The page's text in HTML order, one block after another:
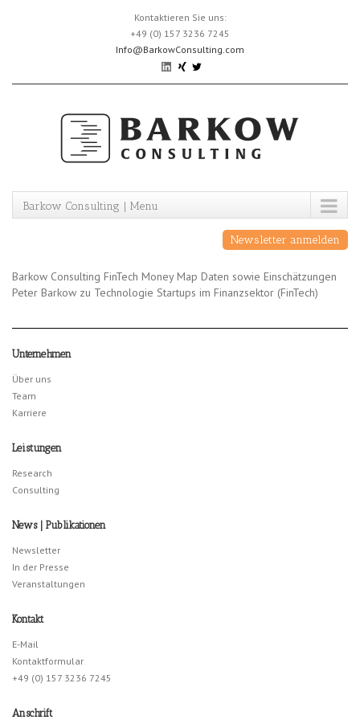
Kontaktieren Sie uns:
+49 (0) 157 3236 7245
Info@BarkowConsulting.com
Barkow Consulting | Menu
Newsletter anmelden
Barkow Consulting FinTech Money Map Daten sowie Einschätzungen
Peter Barkow zu Technologie Startups im Finanzsektor (FinTech)
Unternehmen
Über uns
Team
Karriere
Leistungen
Research
Consulting
News | Publikationen
Newsletter
In der Presse
Veranstaltungen
Kontakt
E-Mail
Kontaktformular
+49 (0) 157 3236 7245
Anschrift